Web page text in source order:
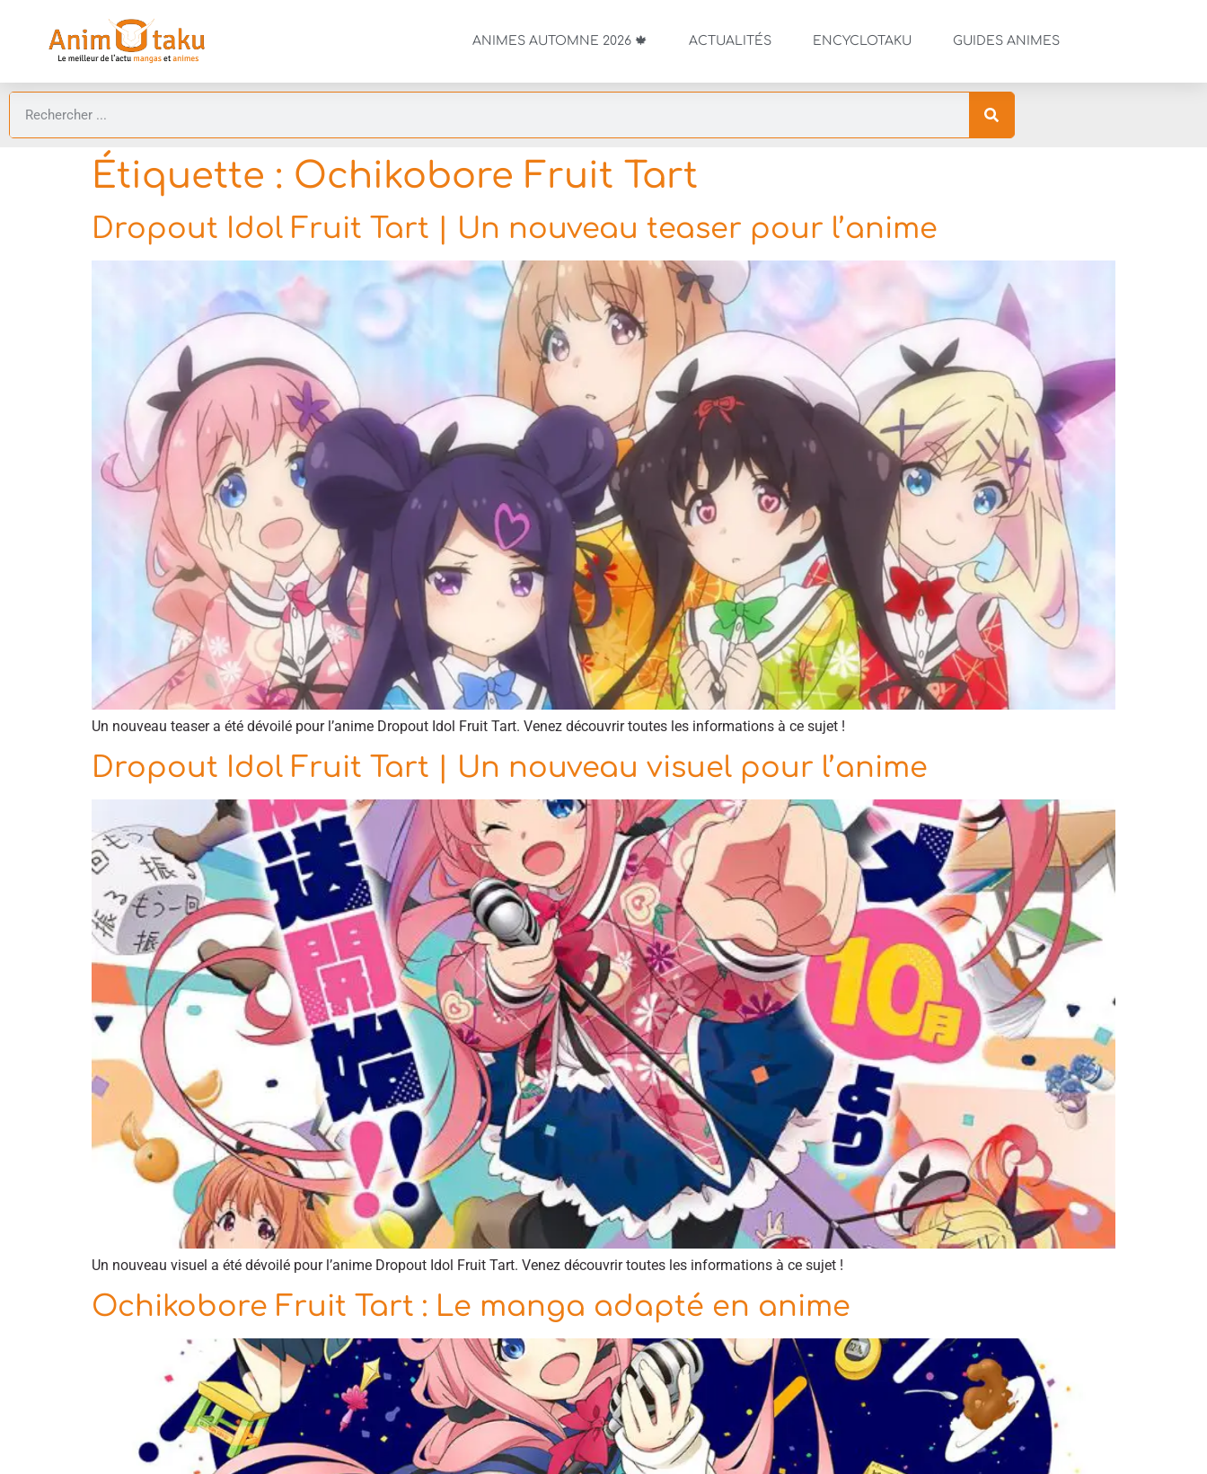
ANIMES AUTOMNE 2026 🍁 ACTUALITÉS ENCYCLOTAKU GUIDES ANIMES
Étiquette : Ochikobore Fruit Tart
Dropout Idol Fruit Tart | Un nouveau teaser pour l’anime
Un nouveau teaser a été dévoilé pour l’anime Dropout Idol Fruit Tart. Venez découvrir toutes les informations à ce sujet !
Dropout Idol Fruit Tart | Un nouveau visuel pour l’anime
Un nouveau visuel a été dévoilé pour l’anime Dropout Idol Fruit Tart. Venez découvrir toutes les informations à ce sujet !
Ochikobore Fruit Tart : Le manga adapté en anime